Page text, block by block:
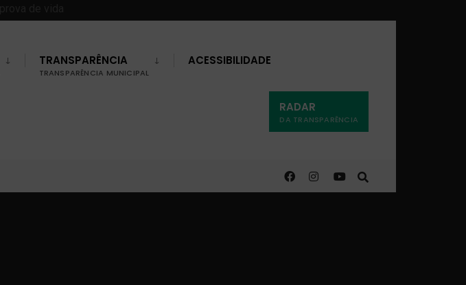
TRANSPARÊNCIA
TRANSPARÊNCIA MUNICIPAL
ACESSIBILIDADE
RADAR
DA TRANSPARÊNCIA